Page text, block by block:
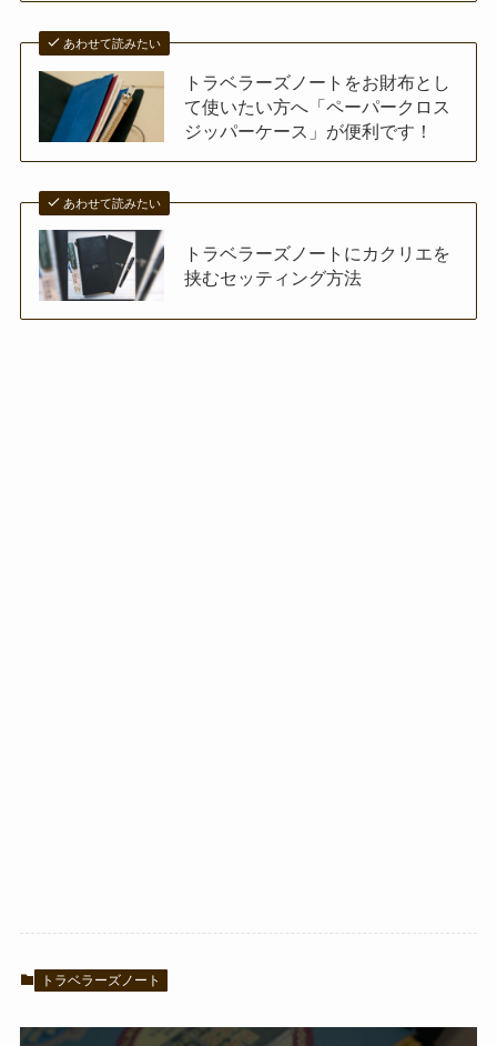
あわせて読みたい
トラベラーズノートをお財布とし
て使いたい方へ「ペーパークロス
ジッパーケース」が便利です！
あわせて読みたい
トラベラーズノートにカクリエを
挟むセッティング方法
トラベラーズノート